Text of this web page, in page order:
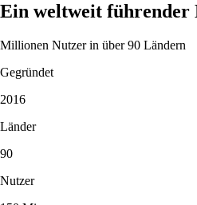
Ein weltweit
Millionen Nutzer in über 90 Ländern
Gegründet
2016
Länder
90
Nutzer